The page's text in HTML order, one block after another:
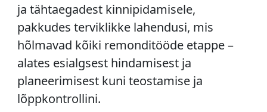
ja tähtaegadest kinnipidamisele,
pakkudes terviklikke lahendusi, mis
hõlmavad kõiki remonditööde etappe –
alates esialgsest hindamisest ja
planeerimisest kuni teostamise ja
lõppkontrollini.